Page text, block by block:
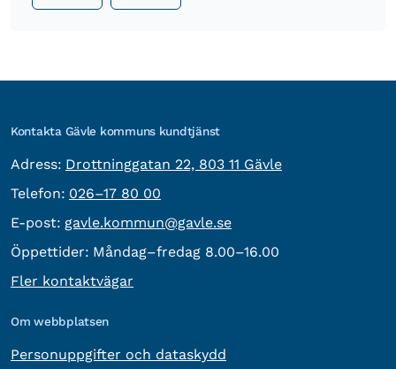
Kontakta Gävle kommuns kundtjänst
Adress: besöksadress:
Drottninggatan 22, 803 11 Gävle
Telefon: Telefon:
026–17 80 00
E-post: E-post:
gavle.kommun@gavle.se
Öppettider: Måndag–fredag 8.00–16.00
Fler kontaktvägar
Om webbplatsen
Personuppgifter och dataskydd